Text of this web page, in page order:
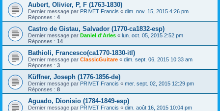
Aubert, Olivier, P, F (1763-1830)
Dernier message par PRIVET Francis « dim. nov. 15, 2015 4:26 pm
Réponses : 4
Castro de Gistau, Salvador (1770-ca1832-esp)
Dernier message par Daniel d'Arles « lun. oct. 05, 2015 2:52 pm
Réponses : 14
Bathioli, Francesco(ca1770-1830-itl)
Dernier message par ClassicGuitare « dim. sept. 06, 2015 10:33 am
Réponses : 3
Küffner, Joseph (1776-1856-de)
Dernier message par PRIVET Francis « mer. sept. 02, 2015 12:29 pm
Réponses : 8
Aguado, Dionisio (1784-1849-esp)
Dernier message par PRIVET Francis « dim. août 16, 2015 10:04 pm